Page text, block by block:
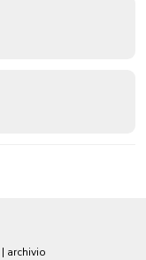
| archivio